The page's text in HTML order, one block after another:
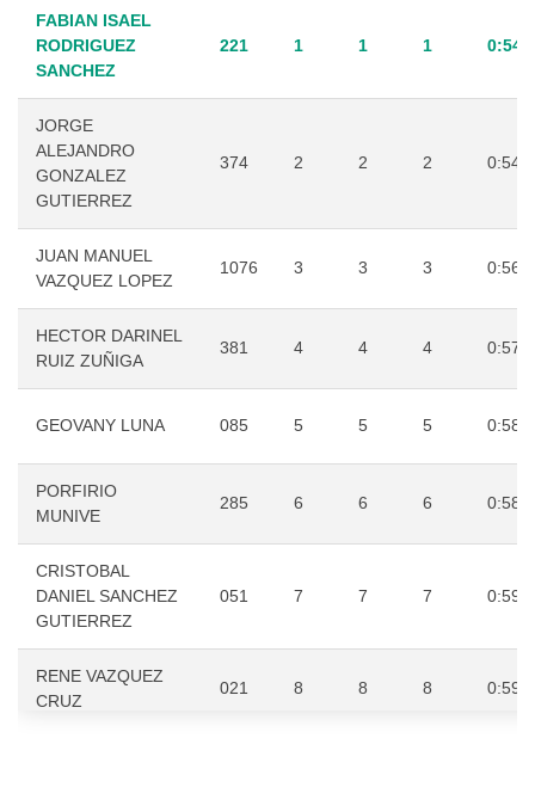
FABIAN ISAEL
RODRIGUEZ
SANCHEZ
221 1 1 1
JORGE
ALEJANDRO
GONZALEZ
GUTIERREZ
374 2 2 2
JUAN MANUEL
VAZQUEZ LOPEZ
1076 3 3 3
HECTOR DARINEL
RUIZ ZUÑIGA
381 4 4 4
GEOVANY LUNA 085 5 5 5
PORFIRIO
MUNIVE
285 6 6 6
CRISTOBAL
DANIEL SANCHEZ
GUTIERREZ
051 7 7 7
RENE VAZQUEZ
CRUZ
021 8 8 8